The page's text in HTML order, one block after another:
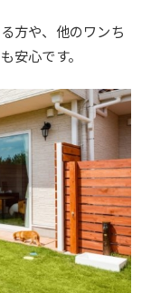
方や、他のワンち
安心です。